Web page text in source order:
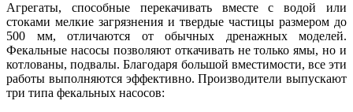
Агрегаты, способные перекачивать вместе с водой или
стоками мелкие загрязнения и твердые частицы размером до
500 мм, отличаются от обычных дренажных моделей.
Фекальные насосы позволяют откачивать не только ямы, но и
котлованы, подвалы. Благодаря большой вместимости, все эти
работы выполняются эффективно. Производители выпускают
три типа фекальных насосов: